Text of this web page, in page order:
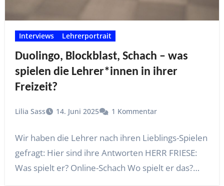
Interviews Lehrerportrait
Duolingo, Blockblast, Schach – was
spielen die Lehrer*innen in ihrer
Freizeit?
Lilia Sass 14. Juni 2025 1 Kommentar
Wir haben die Lehrer nach ihren Lieblings-Spielen
gefragt: Hier sind ihre Antworten HERR FRIESE:
Was spielt er? Online-Schach Wo spielt er das?…